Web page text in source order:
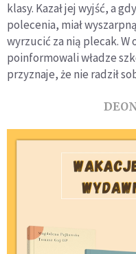
klasy. Kazał jej wyjść, a
polecenia, miał
wyrzucić za nią plecak.
poinformowali władze
przyznaje, że nie radził